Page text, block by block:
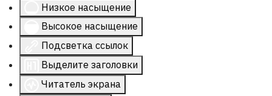
Низкое насыщение
Высокое насыщение
Подсветка ссылок
Выделите заголовки
Читатель экрана